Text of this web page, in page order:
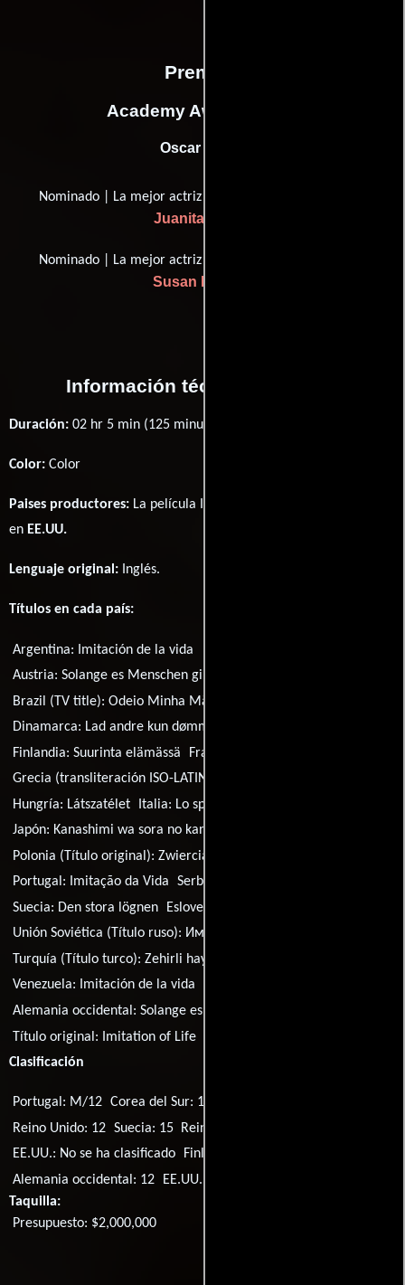
Premios
Academy Awards, USA
Oscar (1960)
Nominado | La mejor actriz en un papel de apoyo
Juanita Moore
Nominado | La mejor actriz en un papel de apoyo
Susan Kohner
Información técnica y general
Duración: 02 hr 5 min (125 minutos) .
Color: Color
Paises productores: La película Imitation of Life fué producida
en EE.UU.
Lenguaje original: Inglés.
Títulos en cada país:
Argentina:
Imitación de la vida
Austria:Solange es Menschen gibt
Brazil (TV title):Odeio Minha Mãe
Dinamarca: Lad andre kun dømme
Finlandia:Suurinta elämässä Francia:
Grecia (transliteración ISO-LATIN-1):
Hungría: Látszatélet Italia: Lo specchio della vita
Japón: Kanashimi wa sora no kanata ni
Polonia (Título original):Zwierciadlo zycia
Portugal: Imitação da Vida Serbia:
Suecia: Den stora lögnen Eslovenia:
Unión Soviética (Título ruso): Имитация жизни
Turquía (Título turco):Zehirli hayat
Venezuela: Imitación de la vida
Alemania occidental:Solange es Menschen gibt
Título original:
Imitation of Life
Clasificación
Portugal: M/12 Corea del Sur: 12
Reino Unido: 12 Suecia: 15
Reino Unido: U
EE.UU.: No se ha clasificado
Finlandia: S
Alemania occidental: 12
EE.UU.: Approved
Taquilla:
Presupuesto: $2,000,000